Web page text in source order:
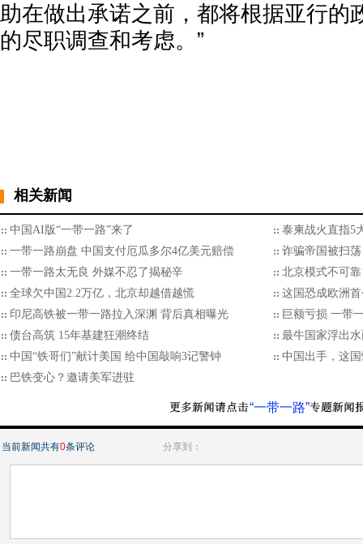
助在做出承诺之前，都将根据亚行的
的尽职调查和考虑。”
相关新闻
中国AI版“一带一路”来了
泰柬战火直指5
一带一路崩盘 中国支付厄瓜多尔4亿美元赔偿
诈骗帝国被扫
一带一路太无良 外媒不忍了揭秘辛
北京模式不可
全球欠中国2.2万亿，北京却越借越慌
这国恐成欧洲
印尼高铁被一带一路拉入深渊 背后真相曝光
巨额亏损 一带
债台高筑 15年基建狂潮终结
最牛国家浮出
中国“铁哥们”献计美国 给中国敲响3记警钟
中国出手，这
巴铁变心？邀请美军进驻
“一带一路”
当前新闻共有0条评论 分享到：